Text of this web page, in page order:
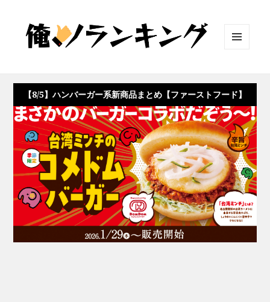
ット
【8/5】ハンバーガー系新商品まとめ【ファーストフード】